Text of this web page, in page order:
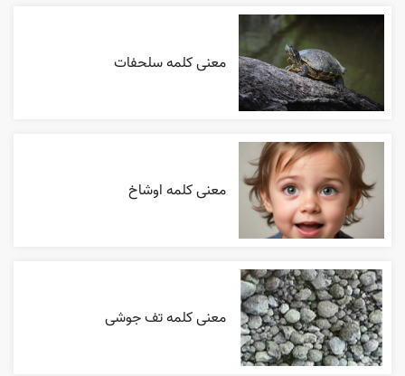
معنی کلمه سلحفات
معنی کلمه اوشاخ
معنی کلمه تف جوشی